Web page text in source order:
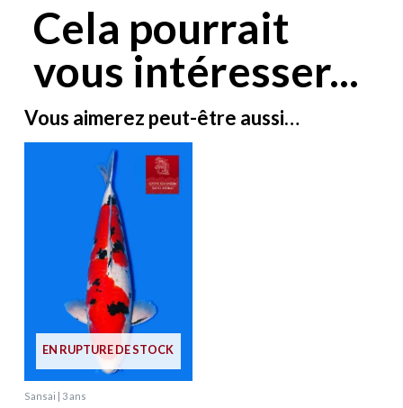
Cela pourrait
vous intéresser...
Vous aimerez peut-être aussi…
EN RUPTURE DE STOCK
Sansai | 3 ans